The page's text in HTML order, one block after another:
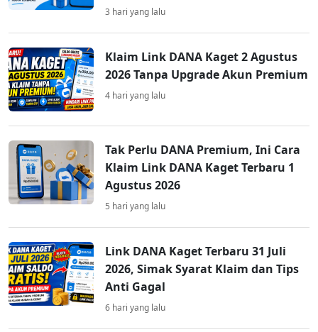
3 hari yang lalu
Klaim Link DANA Kaget 2 Agustus
2026 Tanpa Upgrade Akun Premium
4 hari yang lalu
Tak Perlu DANA Premium, Ini Cara
Klaim Link DANA Kaget Terbaru 1
Agustus 2026
5 hari yang lalu
Link DANA Kaget Terbaru 31 Juli
2026, Simak Syarat Klaim dan Tips
Anti Gagal
6 hari yang lalu